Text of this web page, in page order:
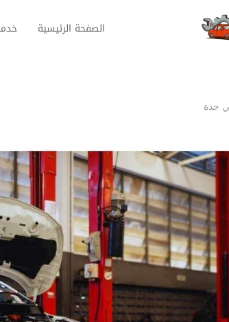
الصفحة الرئيسية
جدة